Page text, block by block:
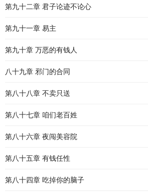
第九十二章 君子论迹不论心
第九十一章 易主
第九十章 万恶的有钱人
八十九章 邪门的合同
第八十八章 不卖只送
第八十七章 咱们老百姓
第八十六章 夜闯美容院
第八十五章 有钱任性
第八十四章 吃掉你的脑子